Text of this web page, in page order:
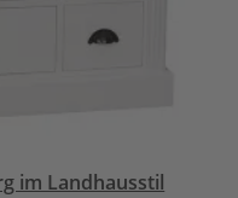
im Landhausstil